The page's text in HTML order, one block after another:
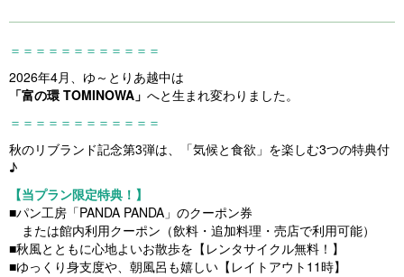
＝＝＝＝＝＝＝＝＝＝＝＝
2026年4月、ゆ～とりあ越中は
「富の環 TOMINOWA」 へと生まれ変わりました。
＝＝＝＝＝＝＝＝＝＝＝＝
秋のリブランド記念第3弾は、「気候と食欲」を楽しむ3つの特典付
♪
【当プラン限定特典！】
■パン工房「PANDA PANDA」のクーポン券
または館内利用クーポン（飲料・追加料理・売店で利用可能）
■秋風とともに心地よいお散歩を【レンタサイクル無料！】
■ゆっくり身支度や、朝風呂も嬉しい【レイトアウト11時】